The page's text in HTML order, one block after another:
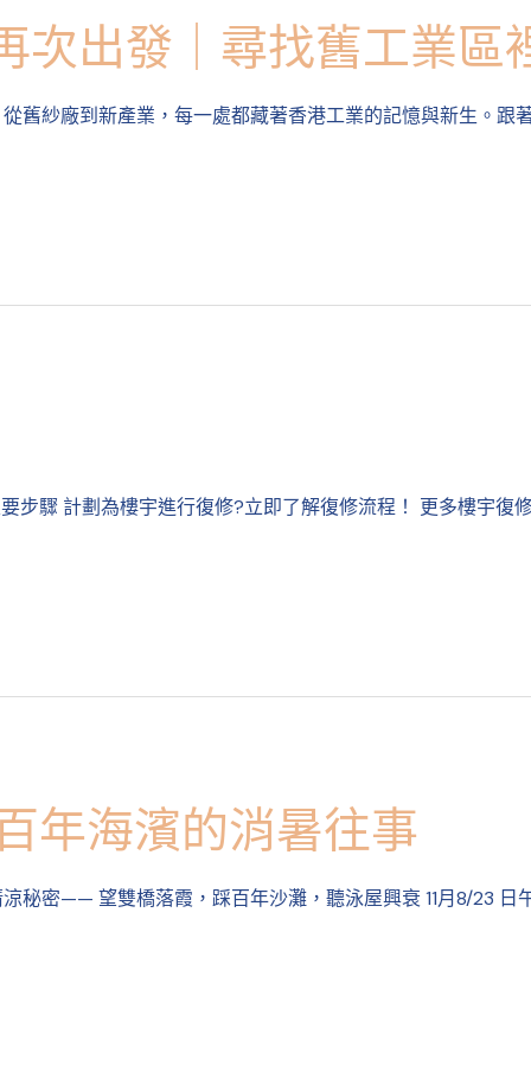
次出發｜尋找舊工業區
舊紗廠到新產業，每一處都藏著香港工業的記憶與新生。跟
步驟 計劃為樓宇進行復修?立即了解復修流程！ 更多樓宇復
年海濱的消暑往事
秘密—— 望雙橋落霞，踩百年沙灘，聽泳屋興衰 11月8/23 日